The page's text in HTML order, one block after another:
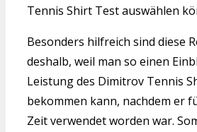
Tennis Shirt Test auswählen
Besonders hilfreich sind diese
deshalb, weil man so einen
Leistung des Dimitrov Tennis
bekommen kann, nachdem er
Zeit verwendet worden war.